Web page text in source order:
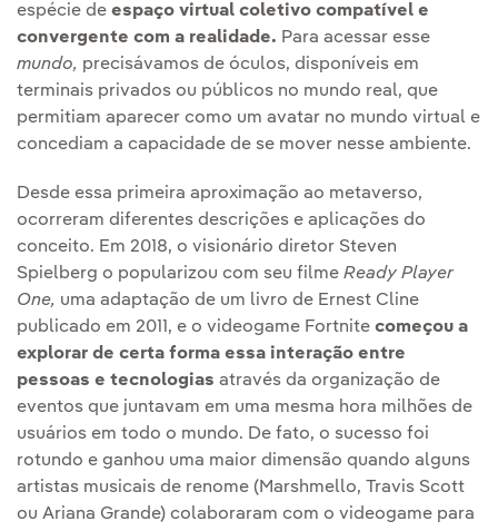
espécie de espaço virtual coletivo compatível e
convergente com a realidade. Para acessar esse
mundo, precisávamos de óculos, disponíveis em
terminais privados ou públicos no mundo real, que
permitiam aparecer como um avatar no mundo virtual e
concediam a capacidade de se mover nesse ambiente.
Desde essa primeira aproximação ao metaverso,
ocorreram diferentes descrições e aplicações do
conceito. Em 2018, o visionário diretor Steven
Spielberg o popularizou com seu filme Ready Player
One, uma adaptação de um livro de Ernest Cline
publicado em 2011, e o videogame Fortnite começou a
explorar de certa forma essa interação entre
pessoas e tecnologias através da organização de
eventos que juntavam em uma mesma hora milhões de
usuários em todo o mundo. De fato, o sucesso foi
rotundo e ganhou uma maior dimensão quando alguns
artistas musicais de renome (Marshmello, Travis Scott
ou Ariana Grande) colaboraram com o videogame para